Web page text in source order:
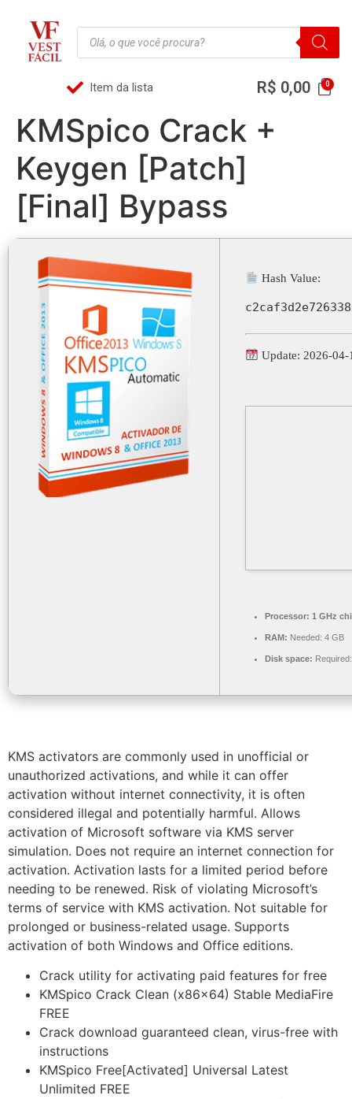
Item da lista R$ 0,00
KMSpico Crack +
Keygen [Patch]
[Final] Bypass
Hash Value:
Update: 2026-04-
Processor: 1 GHz
RAM: Needed: 4 GB
Disk space:
KMS activators are commonly used in unofficial or
unauthorized activations, and while it can offer
activation without internet connectivity, it is often
considered illegal and potentially harmful. Allows
activation of Microsoft software via KMS server
simulation. Does not require an internet connection for
activation. Activation lasts for a limited period before
needing to be renewed. Risk of violating Microsoft’s
terms of service with KMS activation. Not suitable for
prolonged or business-related usage. Supports
activation of both Windows and Office editions.
Crack utility for activating paid features for free
KMSpico Crack Clean (x86x64) Stable MediaFire
FREE
Crack download guaranteed clean, virus-free with
instructions
KMSpico Free[Activated] Universal Latest
Unlimited FREE